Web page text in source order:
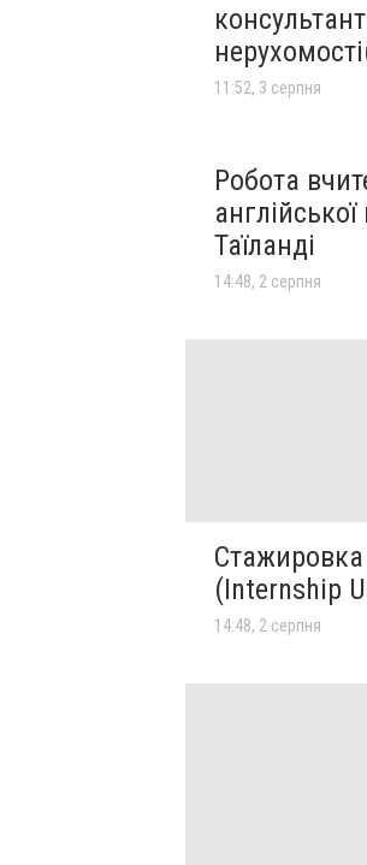
11:52, 3 серпня
Робота
Таїланді
14:48, 2 серпня
(Internship
14:48, 2 серпня